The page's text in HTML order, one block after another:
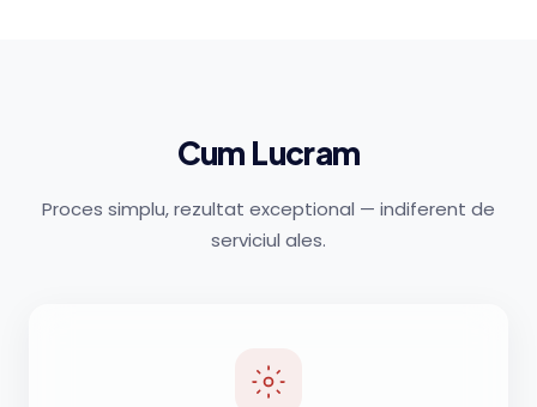
Cum Lucram
Proces simplu, rezultat exceptional — indiferent de
serviciul ales.